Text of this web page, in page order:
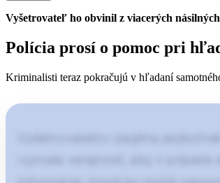
Vyšetrovateľ ho obvinil z viacerých
Polícia prosí o pomoc pri
Kriminalisti teraz pokračujú v hľadaní